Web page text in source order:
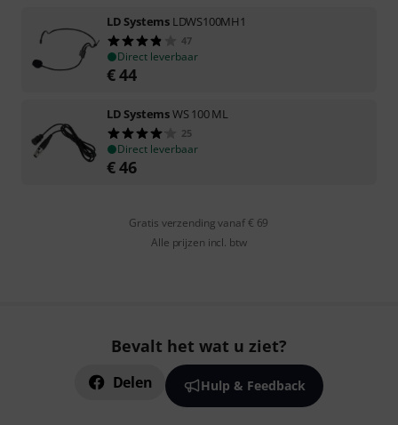
LD Systems LDWS100MH1
47
Direct leverbaar
€44
LD SystemsWS 100 ML
25
Direct leverbaar
€46
Gratis verzending vanaf € 69
Alle prijzen incl. btw
Bevalt het wat u ziet?
Delen Hulp & Feedback